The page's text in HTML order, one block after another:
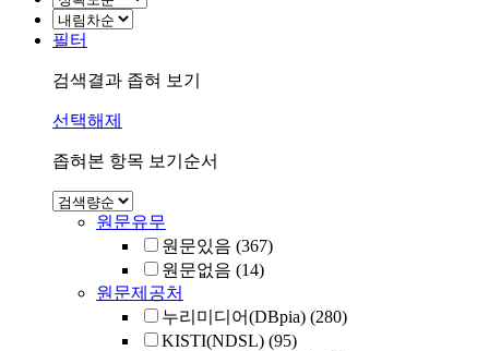
필터
검색결과 좁혀 보기
선택해제
좁혀본 항목 보기순서
원문유무
원문있음 (367)
원문없음 (14)
원문제공처
누리미디어(DBpia) (280)
KISTI(NDSL) (95)